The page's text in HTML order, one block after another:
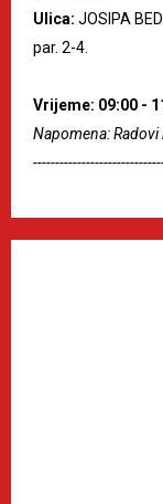
Ulica: JOSIPA
par. 2-4.
Vrijeme: 09:00 -
Napomena: